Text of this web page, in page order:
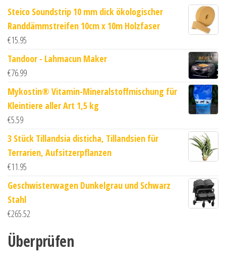
Steico Soundstrip 10 mm dick ökologischer
Randdämmstreifen 10cm x 10m Holzfaser
€15.95
Tandoor - Lahmacun Maker
€76.99
Mykostin® Vitamin-Mineralstoffmischung für
Kleintiere aller Art 1,5 kg
€5.59
3 Stück Tillandsia disticha, Tillandsien für
Terrarien, Aufsitzerpflanzen
€11.95
Geschwisterwagen Dunkelgrau und Schwarz
Stahl
€265.52
Überprüfen